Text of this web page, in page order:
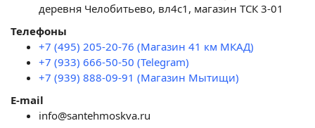
деревня Челобитьево, вл4с1, магазин ТСК 3-01
Телефоны
+7 (495) 205-20-76 (Магазин 41 км МКАД)
+7 (933) 666-50-50 (Telegram)
+7 (939) 888-09-91 (Магазин Мытищи)
E-mail
info@santehmoskva.ru